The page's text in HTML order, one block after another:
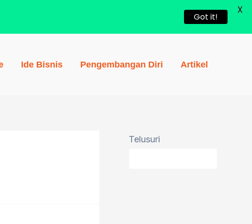
Ide Bisnis Pengembangan Diri Artikel
Telusuri
Got it!
X